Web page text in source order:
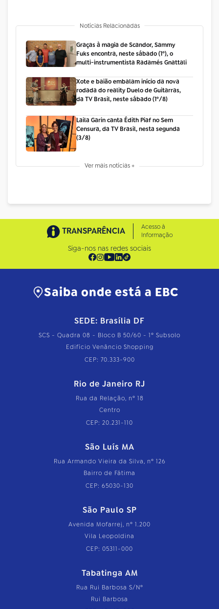
Notícias Relacionadas
Graças à magia de Scandor, Sammy
Fuks encontra, neste sábado (1º), o
multi-instrumentista Radamés Gnattali
Xote e baião embalam início da nova
rodada do reality Duelo de Guitarras,
da TV Brasil, neste sábado (1º/8)
Laila Garin canta Édith Piaf no Sem
Censura, da TV Brasil, nesta segunda
(3/8)
Ver mais notícias +
TRANSPARÊNCIA
Acesso à
Informação
Siga-nos nas redes sociais
Saiba onde está a EBC
SEDE: Brasília DF
SCS - Quadra 08 - Bloco B 50/60 - 1º Subsolo
Edifício Venâncio Shopping
CEP: 70.333-900
Rio de Janeiro RJ
Rua da Relação, nº 18
Centro
CEP: 20.231-110
São Luís MA
Rua Armando Vieira da Silva, nº 126
Bairro de Fátima
CEP: 65030-130
São Paulo SP
Avenida Mofarrej, nº 1.200
Vila Leopoldina
CEP: 05311-000
Tabatinga AM
Rua Rui Barbosa S/Nº
Rui Barbosa